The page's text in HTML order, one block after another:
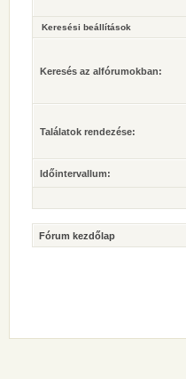
Keresési beállítások
Keresés az alfórumokban:
Találatok rendezése:
Időintervallum:
Fórum kezdőlap